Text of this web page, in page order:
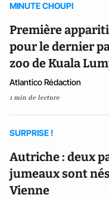
MINUTE CHOUPI
Première
pour le dernier
zoo de Kuala
Atlantico Rédaction
1 min de lecture
SURPRISE !
Autriche : deux
jumeaux sont
Vienne